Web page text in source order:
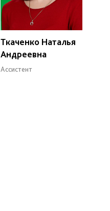
Ткаченко Наталья
Андреевна
Ассистент